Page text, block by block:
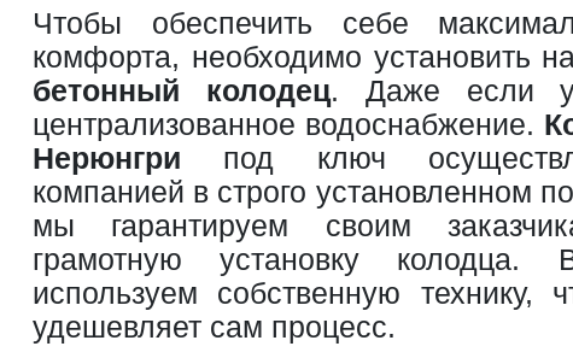
Чтобы обеспечить себе
комфорта, необходимо установить
бетонный колодец. Даже если у
централизованное водоснабжение.
Нерюнгри под ключ
компанией в строго установленном
мы гарантируем своим
грамотную установку
используем собственную технику,
удешевляет сам процесс.